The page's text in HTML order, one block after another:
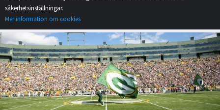
säkerhetsinställningar.
Mer information om cookies